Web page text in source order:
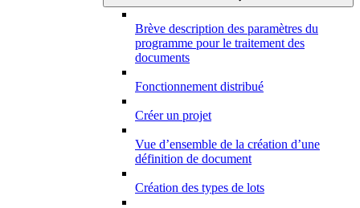
Brève description des paramètres du
programme pour le traitement des
documents
Fonctionnement distribué
Créer un projet
Vue d’ensemble de la création d’une
définition de document
Création des types de lots